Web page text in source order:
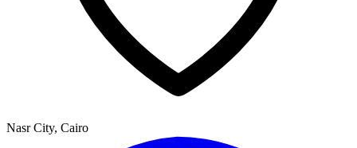
Nasr City, Cairo